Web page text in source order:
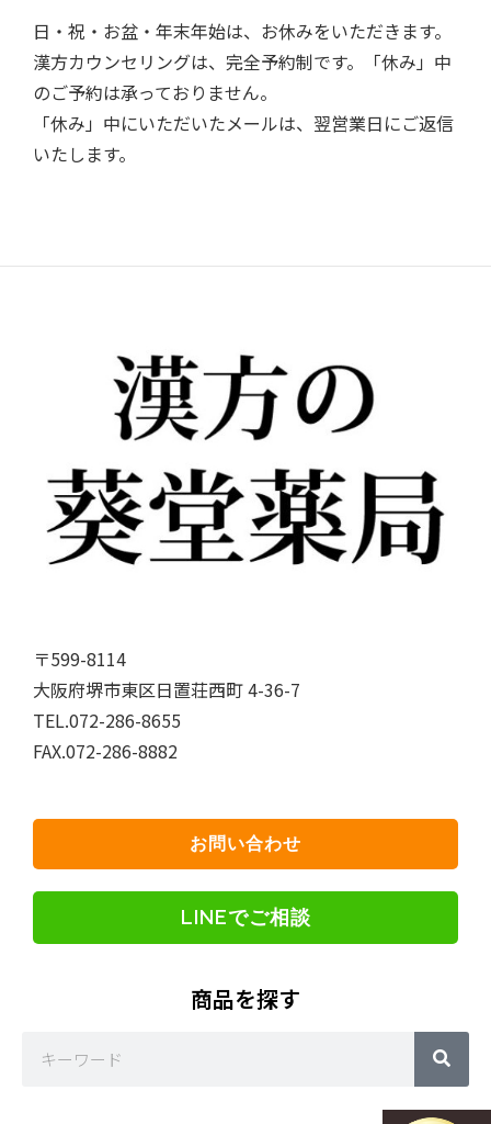
日・祝・お盆・年末年始は、お休みをいただきます。
漢方カウンセリングは、完全予約制です。「休み」中
のご予約は承っておりません。
「休み」中にいただいたメールは、翌営業日にご返信
いたします。
〒599-8114
大阪府堺市東区日置荘西町 4-36-7
TEL.072-286-8655
FAX.072-286-8882
お問い合わせ
LINEでご相談
商品を探す
Search